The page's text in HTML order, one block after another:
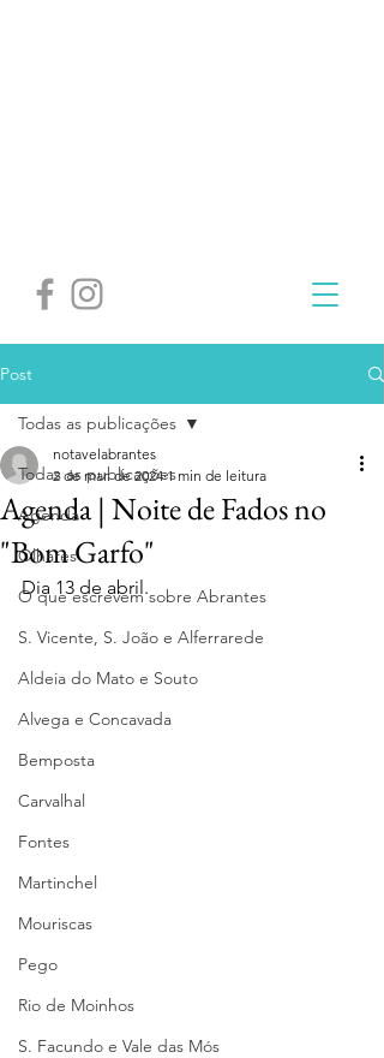
Post
Todas as publicações
Agenda
Olhares
O que escrevem sobre Abrantes
S. Vicente, S. João e Alferrarede
Aldeia do Mato e Souto
Alvega e Concavada
Bemposta
Carvalhal
Fontes
Martinchel
Mouriscas
Pego
Rio de Moinhos
S. Facundo e Vale das Mós
Todas as publicações
Agenda | Noite de Fados no
"Bom Garfo"
notavelabrantes
2 de mar. de 2024 1 min de leitura
Dia 13 de abril.